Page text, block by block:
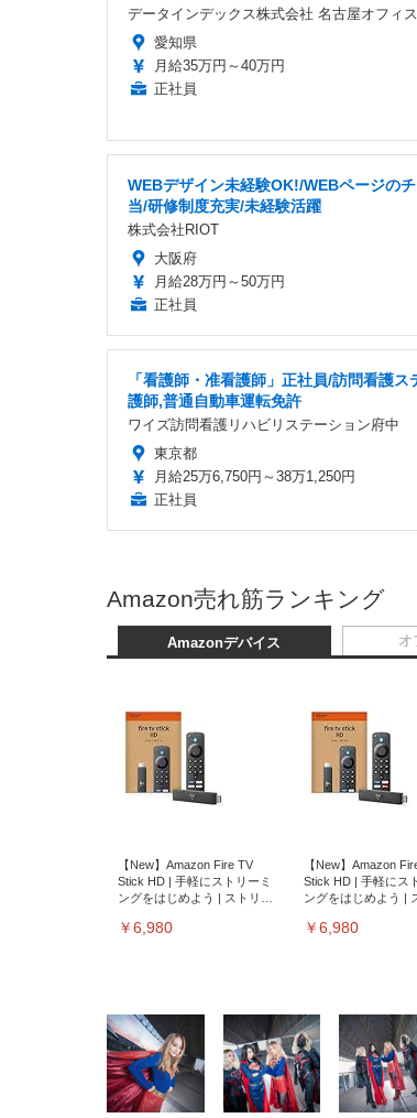
データインデックス株式会社 名古屋オフィス
愛知県
月給35万円～40万円
正社員
WEBデザイン未経験OK!/WEBページの
当/研修制度充実/未経験活躍
株式会社RIOT
大阪府
月給28万円～50万円
正社員
「看護師・准看護師」正社員/訪問看護
護師,普通自動車運転免許
ワイズ訪問看護リハビリステーション府中
東京都
月給25万6,750円～38万1,250円
正社員
Amazon売れ筋ランキング
Amazonデバイス
【New】Amazon Fire TV
Stick HD | 手軽にストリーミ
ングをはじめよう | ストリー
￥6,980
【New】Amazon
Stick HD | 手軽にス
ングをはじめよう |
￥6,980
オ